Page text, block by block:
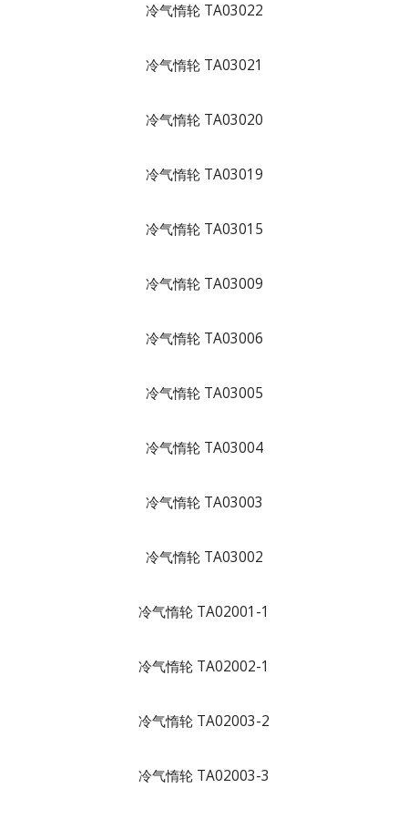
冷气惰轮 TA03022
冷气惰轮 TA03021
冷气惰轮 TA03020
冷气惰轮 TA03019
冷气惰轮 TA03015
冷气惰轮 TA03009
冷气惰轮 TA03006
冷气惰轮 TA03005
冷气惰轮 TA03004
冷气惰轮 TA03003
冷气惰轮 TA03002
冷气惰轮 TA02001-1
冷气惰轮 TA02002-1
冷气惰轮 TA02003-2
冷气惰轮 TA02003-3